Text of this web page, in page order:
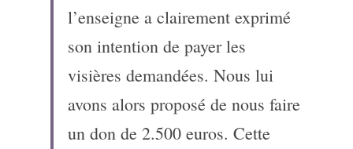
l’enseigne a clairement exprimé
son intention de payer les
visières demandées. Nous lui
avons alors proposé de nous faire
un don de 2.500 euros. Cette